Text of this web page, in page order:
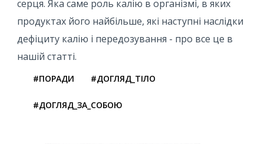
серця. Яка саме роль калію в організмі, в яких
продуктах його найбільше, які наступні наслідки
дефіциту калію і передозування - про все це в
нашій статті.
#ПОРАДИ #ДОГЛЯД_ТІЛО
#ДОГЛЯД_ЗА_СОБОЮ